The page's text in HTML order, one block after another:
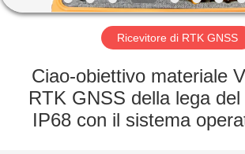
GIRO
FABBRICA
CONTROLLO
Ricevitore di RTK GNSS
Ciao-obiettivo materiale
RTK GNSS della lega
IP68 con il sistema